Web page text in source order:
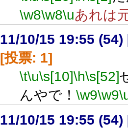
\w8\w8\uあれは
11/10/15 19:55 (54)
[投票: 1]
\t\u\s[10]\h\s[52]
んやで！ \w9\w9
11/10/15 19:55 (54)